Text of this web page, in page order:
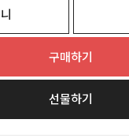
구매하기
선물하기